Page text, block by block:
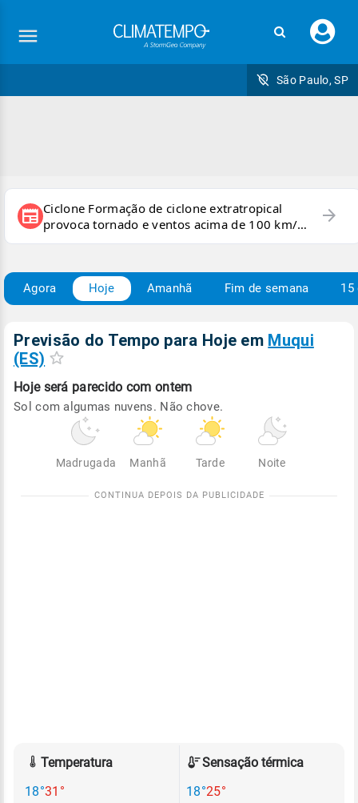
seu
São Paulo, SP
newspaper Ciclone Formação de ciclone extratropical
provoca tornado e ventos acima de 100 km/h
no RS
arrow_forward
Agora Hoje Amanhã Fim de semana 15
Previsão do Tempo para Hoje em Muqui
(ES)
Hoje será parecido com ontem
Sol com algumas nuvens. Não chove.
Madrugada Manhã Tarde Noite
Temperatura
18°31°
Sensação térmica
18°25°